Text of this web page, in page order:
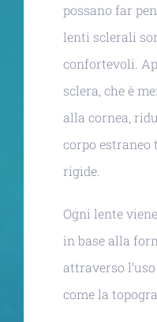
possano far
lenti sclerali
confortevoli.
sclera, che è
alla cornea,
corpo
rigide.
Ogni lente
in base alla
attraverso
come la